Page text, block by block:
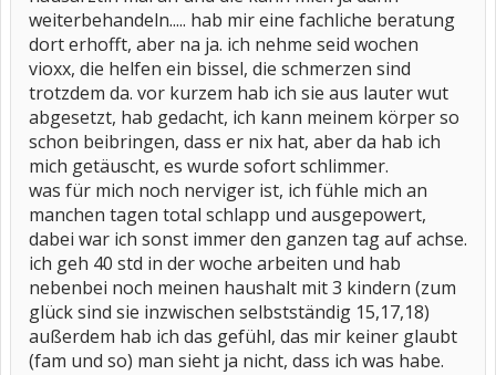
weiterbehandeln..... hab mir eine fachliche beratung
dort erhofft, aber na ja. ich nehme seid wochen
vioxx, die helfen ein bissel, die schmerzen sind
trotzdem da. vor kurzem hab ich sie aus lauter wut
abgesetzt, hab gedacht, ich kann meinem körper so
schon beibringen, dass er nix hat, aber da hab ich
mich getäuscht, es wurde sofort schlimmer.
was für mich noch nerviger ist, ich fühle mich an
manchen tagen total schlapp und ausgepowert,
dabei war ich sonst immer den ganzen tag auf achse.
ich geh 40 std in der woche arbeiten und hab
nebenbei noch meinen haushalt mit 3 kindern (zum
glück sind sie inzwischen selbstständig 15,17,18)
außerdem hab ich das gefühl, das mir keiner glaubt
(fam und so) man sieht ja nicht, dass ich was habe.